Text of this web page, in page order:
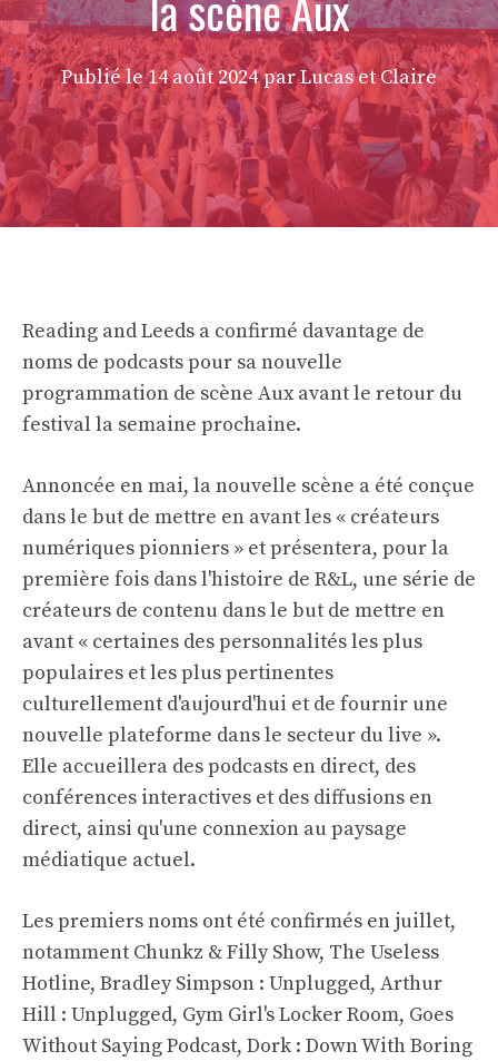
Publié le14 août 2024 par Lucas et Claire
Reading and Leeds a confirmé davantage de
noms de podcasts pour sa nouvelle
programmation de scène Aux avant le retour du
festival la semaine prochaine.
Annoncée en mai, la nouvelle scène a été conçue
dans le but de mettre en avant les « créateurs
numériques pionniers » et présentera, pour la
première fois dans l'histoire de R&L, une série de
créateurs de contenu dans le but de mettre en
avant « certaines des personnalités les plus
populaires et les plus pertinentes
culturellement d'aujourd'hui et de fournir une
nouvelle plateforme dans le secteur du live ».
Elle accueillera des podcasts en direct, des
conférences interactives et des diffusions en
direct, ainsi qu'une connexion au paysage
médiatique actuel.
Les premiers noms ont été confirmés en juillet,
notamment Chunkz & Filly Show, The Useless
Hotline, Bradley Simpson : Unplugged, Arthur
Hill : Unplugged, Gym Girl's Locker Room, Goes
Without Saying Podcast, Dork : Down With Boring